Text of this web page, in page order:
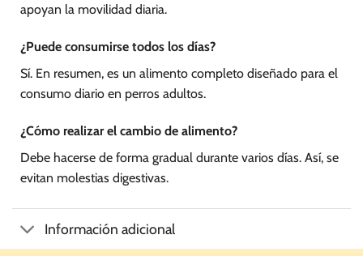
apoyan la movilidad diaria.
¿Puede consumirse todos los días?
Sí. En resumen, es un alimento completo diseñado para el
consumo diario en perros adultos.
¿Cómo realizar el cambio de alimento?
Debe hacerse de forma gradual durante varios días. Así, se
evitan molestias digestivas.
Información adicional